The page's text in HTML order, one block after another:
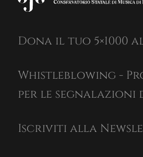
Dona il tuo 5×1000
Whistleblowing -
per le
Iscriviti alla